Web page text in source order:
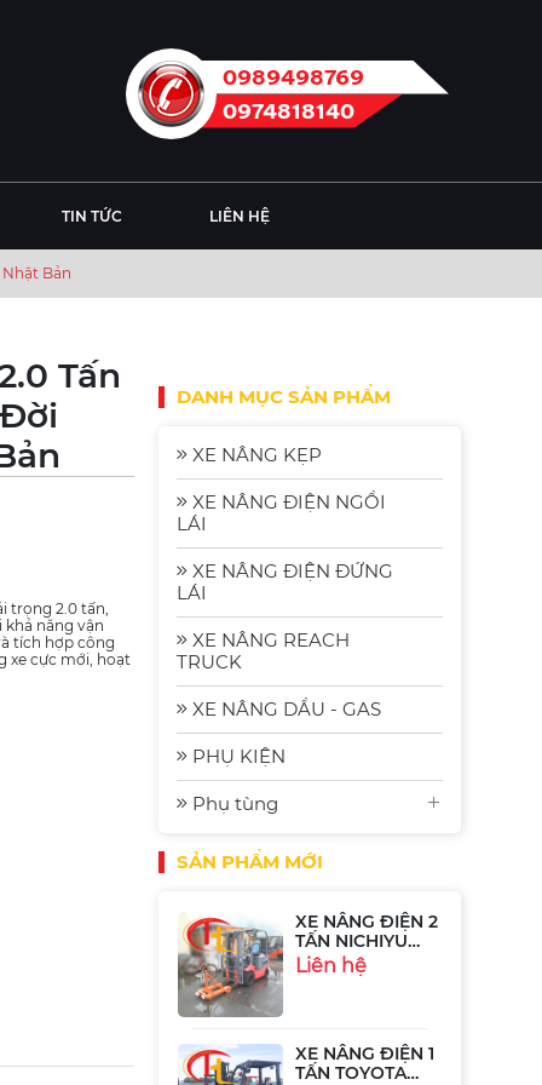
0989498769
0974818140
TIN TỨC LIÊN HỆ
Bản
Tấn
trọng 2.0 tấn,
khả năng vận
tích hợp công
xe cực mới, hoạt
DANH MỤC SẢN PHẨM
XE NÂNG KẸP
XE NÂNG ĐIỆN NGỒI
LÁI
XE NÂNG ĐIỆN ĐỨNG
LÁI
XE NÂNG REACH
TRUCK
XE NÂNG DẦU - GAS
PHỤ KIỆN
Phụ tùng
SẢN PHẨM MỚI
2.5 Tấn
Komat'su FE25-2
| Xe Nâng Nhập
Liên hệ
Bền Bỉ, Hiệu
Quả và Tiết
Kiệm Năng
Liên hệ
Ngồi Lái 2.5 Tấn
XE NÂNG ĐIỆN 2
TẤN NICHIYU
FB20P-75-300
Liên hệ
XE NÂNG ĐIỆN 1
TẤN TOYOTA